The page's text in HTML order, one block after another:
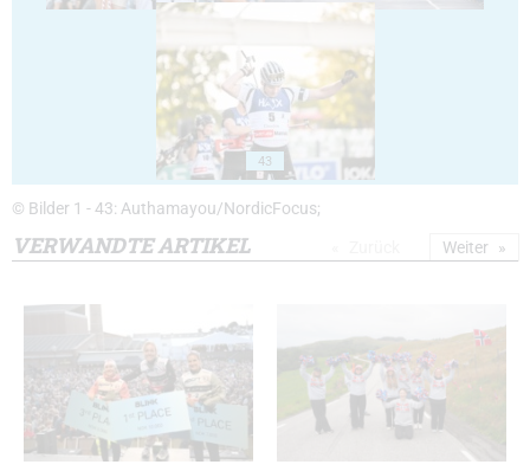
43
© Bilder 1 - 43: Authamayou/NordicFocus;
VERWANDTE ARTIKEL Weiter